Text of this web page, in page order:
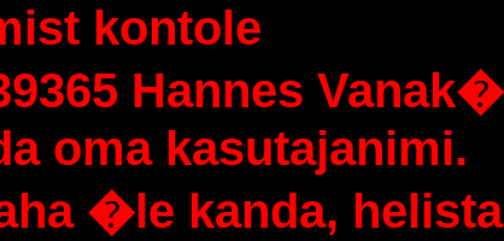
kontole
Hannes
oma kasutajanimi.
�le kanda,